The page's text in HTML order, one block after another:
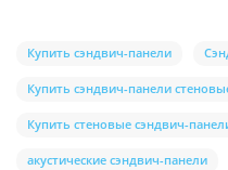
Купить сэндвич-панели
Купить сэндвич-панели
Купить стеновые сэндвич-
акустические сэндвич-панели